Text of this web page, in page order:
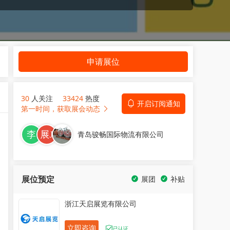
申请展位
30 人关注 33424 热度
开启订阅通知
第一时间，获取展会动态
青岛骏畅国际物流有限公司
展位预定 补贴
展团
浙江天启展览有限公司
立即咨询 已认证